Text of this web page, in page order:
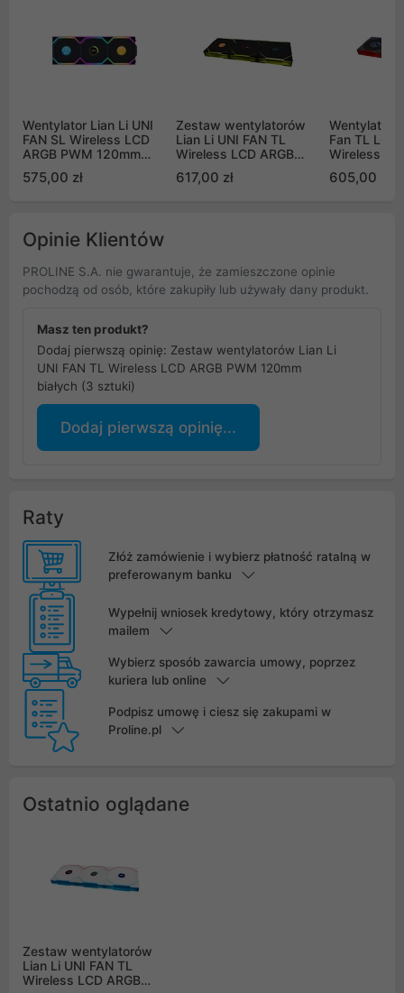
Wentylator Lian Li UNI
FAN SL Wireless LCD
ARGB PWM 120mm
kontroler
575,00 zł
Zestaw wentylatorów
Lian Li UNI FAN TL
Wireless LCD ARGB
(3 sztuki)
617,00 zł
Wentylatory
Fan TL LCD
Wireless
3 szt.
605,00 zł
Opinie Klientów
PROLINE S.A. nie gwarantuje, że zamieszczone opinie
pochodzą od osób, które zakupiły lub używały dany produkt.
Masz ten produkt?
Dodaj pierwszą opinię: Zestaw wentylatorów Lian Li
UNI FAN TL Wireless LCD ARGB PWM 120mm
białych (3 sztuki)
Dodaj pierwszą opinię...
Raty
Złóż zamówienie i wybierz płatność ratalną w
preferowanym banku
Wypełnij wniosek kredytowy, który otrzymasz
mailem
Wybierz sposób zawarcia umowy, poprzez
kuriera lub online
Podpisz umowę i ciesz się zakupami w
Proline.pl
Ostatnio oglądane
Zestaw wentylatorów
Lian Li UNI FAN TL
Wireless LCD ARGB